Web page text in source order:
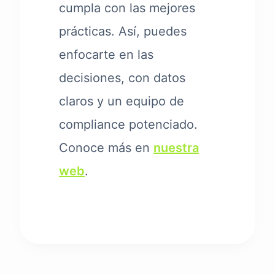
cumpla con las mejores
prácticas. Así, puedes
enfocarte en las
decisiones, con datos
claros y un equipo de
compliance potenciado.
Conoce más en nuestra
web.